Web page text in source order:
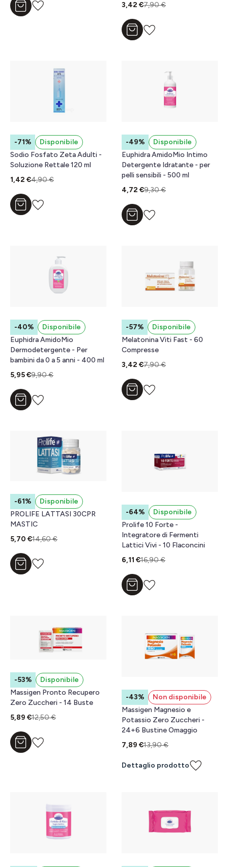
Aggiungi al carrello
3,42 €7,90 €
Aggiungi al carrello
-71%
Disponibile
Sodio Fosfato Zeta Adulti -
Soluzione Rettale 120 ml
1,42 €4,90 €
Aggiungi al carrello
-49%
Disponibile
Euphidra AmidoMio Intimo
Detergente Idratante - per
pelli sensibili - 500 ml
4,72 €9,30 €
Aggiungi al carrello
-40%
Disponibile
Euphidra AmidoMio
Dermodetergente - Per
bambini da 0 a 5 anni - 400 ml
5,95 €9,90 €
Aggiungi al carrello
-57%
Disponibile
Melatonina Viti Fast - 60
Compresse
3,42 €7,90 €
Aggiungi al carrello
-61%
Disponibile
PROLIFE LATTASI 30CPR
MASTIC
5,70 €14,60 €
Aggiungi al carrello
-64%
Disponibile
Prolife 10 Forte -
Integratore di Fermenti
Lattici Vivi - 10 Flaconcini
6,11 €16,90 €
Aggiungi al carrello
-53%
Disponibile
Massigen Pronto Recupero
Zero Zuccheri - 14 Buste
5,89 €12,50 €
Aggiungi al carrello
-43%
Non disponibile
Massigen Magnesio e
Potassio Zero Zuccheri -
24+6 Bustine Omaggio
7,89 €13,90 €
Dettaglio prodotto